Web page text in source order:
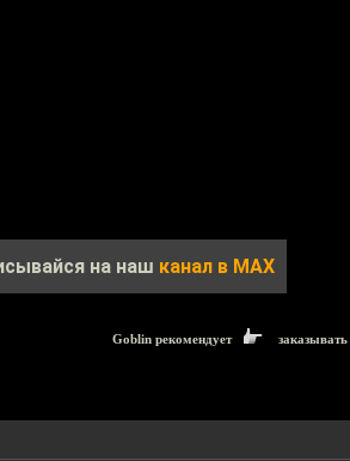
на наш канал в MAX
Goblin рекомендует заказывать